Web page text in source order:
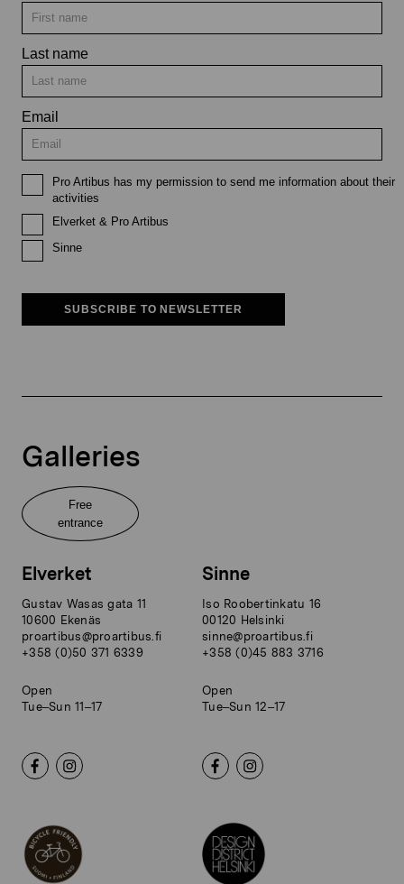
Last name
Email
Pro Artibus has my permission to send me information about their
activities
Elverket & Pro Artibus
Sinne
SUBSCRIBE TO NEWSLETTER
Galleries
Free
entrance
Elverket
Gustav Wasas gata 11
10600 Ekenäs
proartibus@proartibus.fi
+358 (0)50 371 6339
Open
Tue–Sun 11–17
Sinne
Iso Roobertinkatu 16
00120 Helsinki
sinne@proartibus.fi
+358 (0)45 883 3716
Open
Tue–Sun 12–17